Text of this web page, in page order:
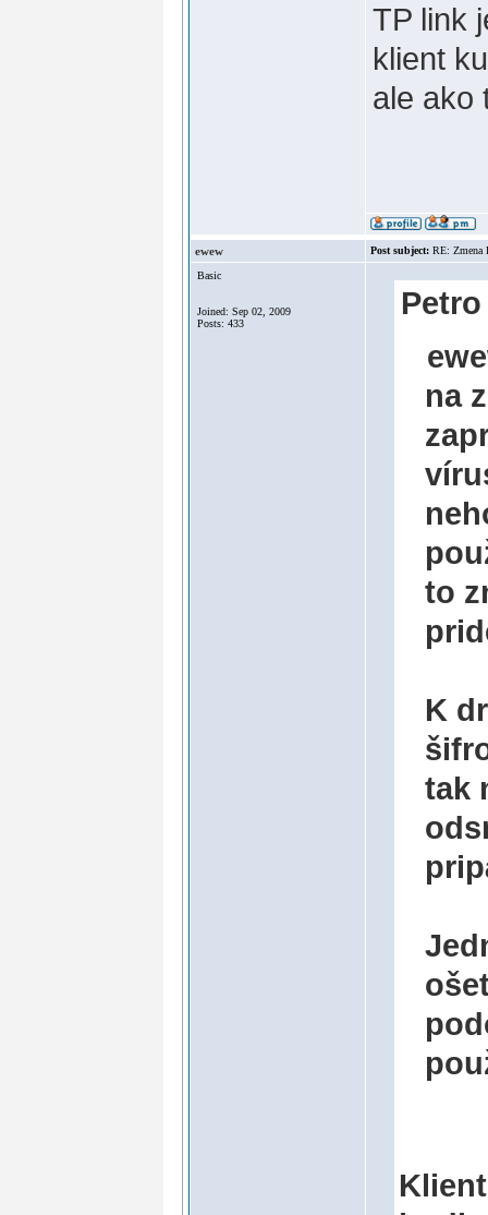
TP link
klient
ale ako
ewew Post subject: RE: Zmena
Basic
Joined: Sep 02, 2009
Posts: 433
na
to
K
tak